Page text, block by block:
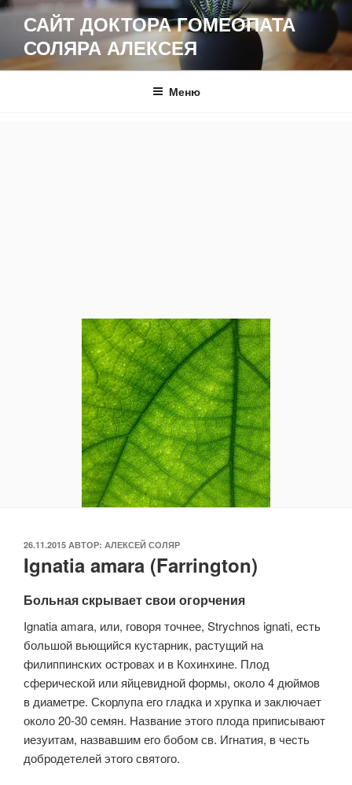
Перейти
содержимому
САЙТ ДОКТОРА ГОМЕОПАТА
СОЛЯРА АЛЕКСЕЯ
Меню
ОПУБЛИКОВАНО
26.11.2015 АВТОР: АЛЕКСЕЙ СОЛЯР
Ignatia amara (Farrington)
Больная скрывает свои огорчения
Ignatia amara, или, говоря точнее, Strychnos ignati, есть
большой вьющийся кустарник, растущий на
филиппинских островах и в Кохинхине. Плод
сферической или яйцевидной формы, около 4 дюймов
в диаметре. Скорлупа его гладка и хрупка и заключает
около 20-30 семян. Название этого плода приписывают
иезуитам, назвавшим его бобом св. Игнатия, в честь
добродетелей этого святого.